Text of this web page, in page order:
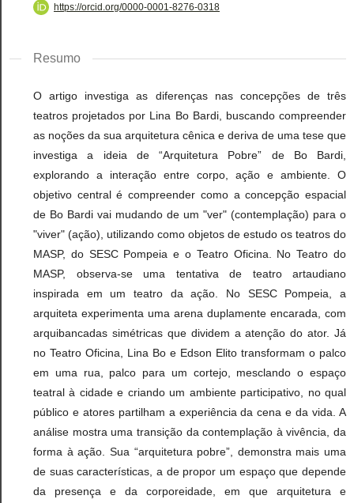
https://orcid.org/0000-0001-8276-0318
Resumo
O artigo investiga as diferenças nas concepções de três
teatros projetados por Lina Bo Bardi, buscando compreender
as noções da sua arquitetura cênica e deriva de uma tese que
investiga a ideia de “Arquitetura Pobre” de Bo Bardi,
explorando a interação entre corpo, ação e ambiente. O
objetivo central é compreender como a concepção espacial
de Bo Bardi vai mudando de um "ver" (contemplação) para o
"viver" (ação), utilizando como objetos de estudo os teatros do
MASP, do SESC Pompeia e o Teatro Oficina. No Teatro do
MASP, observa-se uma tentativa de teatro artaudiano
inspirada em um teatro da ação. No SESC Pompeia, a
arquiteta experimenta uma arena duplamente encarada, com
arquibancadas simétricas que dividem a atenção do ator. Já
no Teatro Oficina, Lina Bo e Edson Elito transformam o palco
em uma rua, palco para um cortejo, mesclando o espaço
teatral à cidade e criando um ambiente participativo, no qual
público e atores partilham a experiência da cena e da vida. A
análise mostra uma transição da contemplação à vivência, da
forma à ação. Sua “arquitetura pobre”, demonstra mais uma
de suas características, a de propor um espaço que depende
da presença e da corporeidade, em que arquitetura e